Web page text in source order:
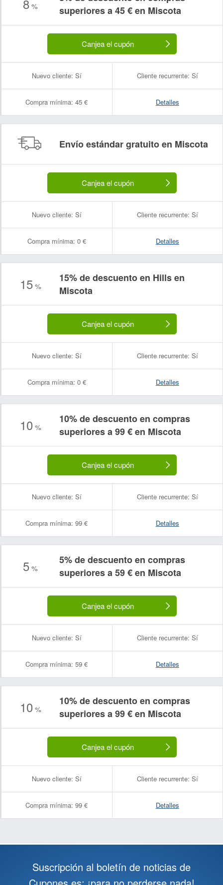
8%
superiores a 45 € en Miscota
Canjea el cupón
Nuevo cliente: Sí Cliente recurrente: Sí
Compra mínima: 45 € Detalles
Envío estándar gratuito en Miscota
Canjea el cupón
Nuevo cliente: Sí Cliente recurrente: Sí
Compra mínima: 0 € Detalles
15 %
15% de descuento en Hills en
Miscota
Canjea el cupón
Nuevo cliente: Sí Cliente recurrente: Sí
Compra mínima: 0 € Detalles
10 %
10% de descuento en compras
superiores a 99 € en Miscota
Canjea el cupón
Nuevo cliente: Sí Cliente recurrente: Sí
Compra mínima: 99 € Detalles
5%
5% de descuento en compras
superiores a 59 € en Miscota
Canjea el cupón
Nuevo cliente: Sí Cliente recurrente: Sí
Compra mínima: 59 € Detalles
10 %
10% de descuento en compras
superiores a 99 € en Miscota
Canjea el cupón
Nuevo cliente: Sí Cliente recurrente: Sí
Compra mínima: 99 € Detalles
Suscripción al boletín de noticias de
Nombre:
Correo electrónico: